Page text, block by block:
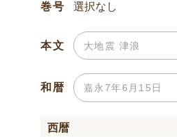
巻号
本文
和暦
西暦